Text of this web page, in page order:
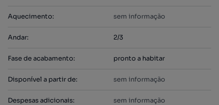
Aquecimento: sem informação
Andar: 2/3
Fase de acabamento: pronto a habitar
Disponível a partir de: sem informação
Despesas adicionais: sem informação